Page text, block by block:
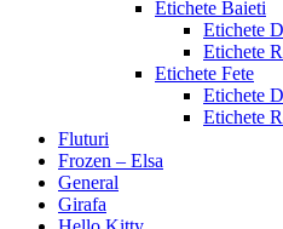
Etichete Baieti
Etichete
Etichete
Etichete Fete
Etichete
Etichete
Fluturi
Frozen – Elsa
General
Girafa